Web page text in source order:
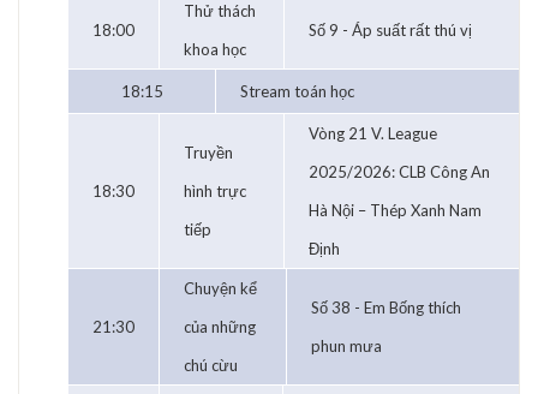
18:00
Thử thách
khoa học
Số 9 - Áp suất rất thú vị
18:15 Stream toán học
18:30
Truyền
hình trực
tiếp
Vòng 21 V. League
2025/2026: CLB Công An
Hà Nội – Thép Xanh Nam
Định
21:30
Chuyện kể
của những
chú cừu
Số 38 - Em Bống thích
phun mưa